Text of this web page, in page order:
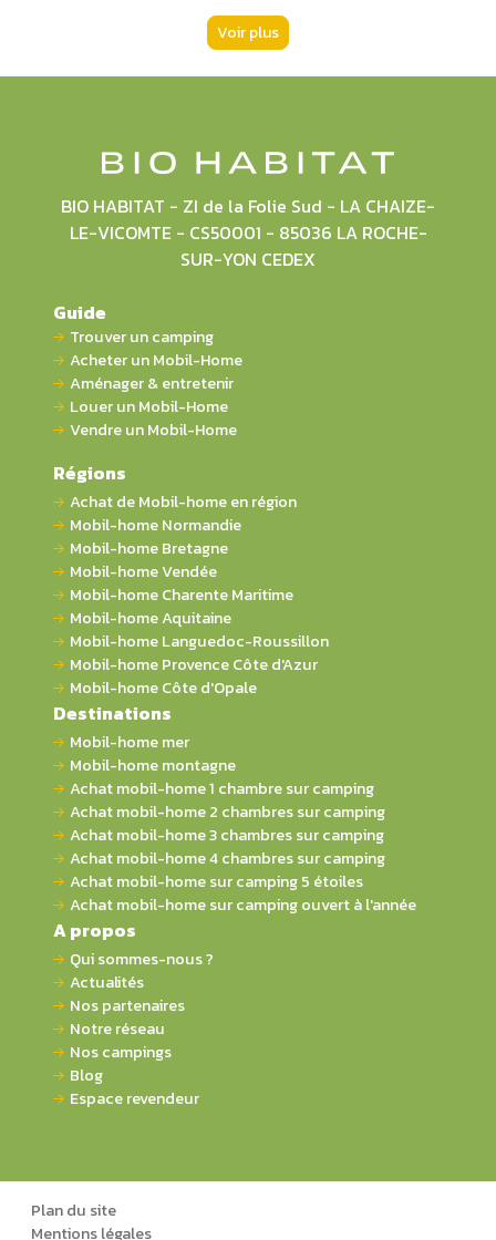
Voir plus
BIO HABITAT - ZI de la Folie Sud - LA CHAIZE-
LE-VICOMTE - CS50001 - 85036 LA ROCHE-
SUR-YON CEDEX
Guide
Trouver un camping
Acheter un Mobil-Home
Aménager & entretenir
Louer un Mobil-Home
Vendre un Mobil-Home
Régions
Achat de Mobil-home en région
Mobil-home Normandie
Mobil-home Bretagne
Mobil-home Vendée
Mobil-home Charente Maritime
Mobil-home Aquitaine
Mobil-home Languedoc-Roussillon
Mobil-home Provence Côte d'Azur
Mobil-home Côte d'Opale
Destinations
Mobil-home mer
Mobil-home montagne
Achat mobil-home 1 chambre sur camping
Achat mobil-home 2 chambres sur camping
Achat mobil-home 3 chambres sur camping
Achat mobil-home 4 chambres sur camping
Achat mobil-home sur camping 5 étoiles
Achat mobil-home sur camping ouvert à l'année
A propos
Qui sommes-nous ?
Actualités
Nos partenaires
Notre réseau
Nos campings
Blog
Espace revendeur
Plan du site
Mentions légales